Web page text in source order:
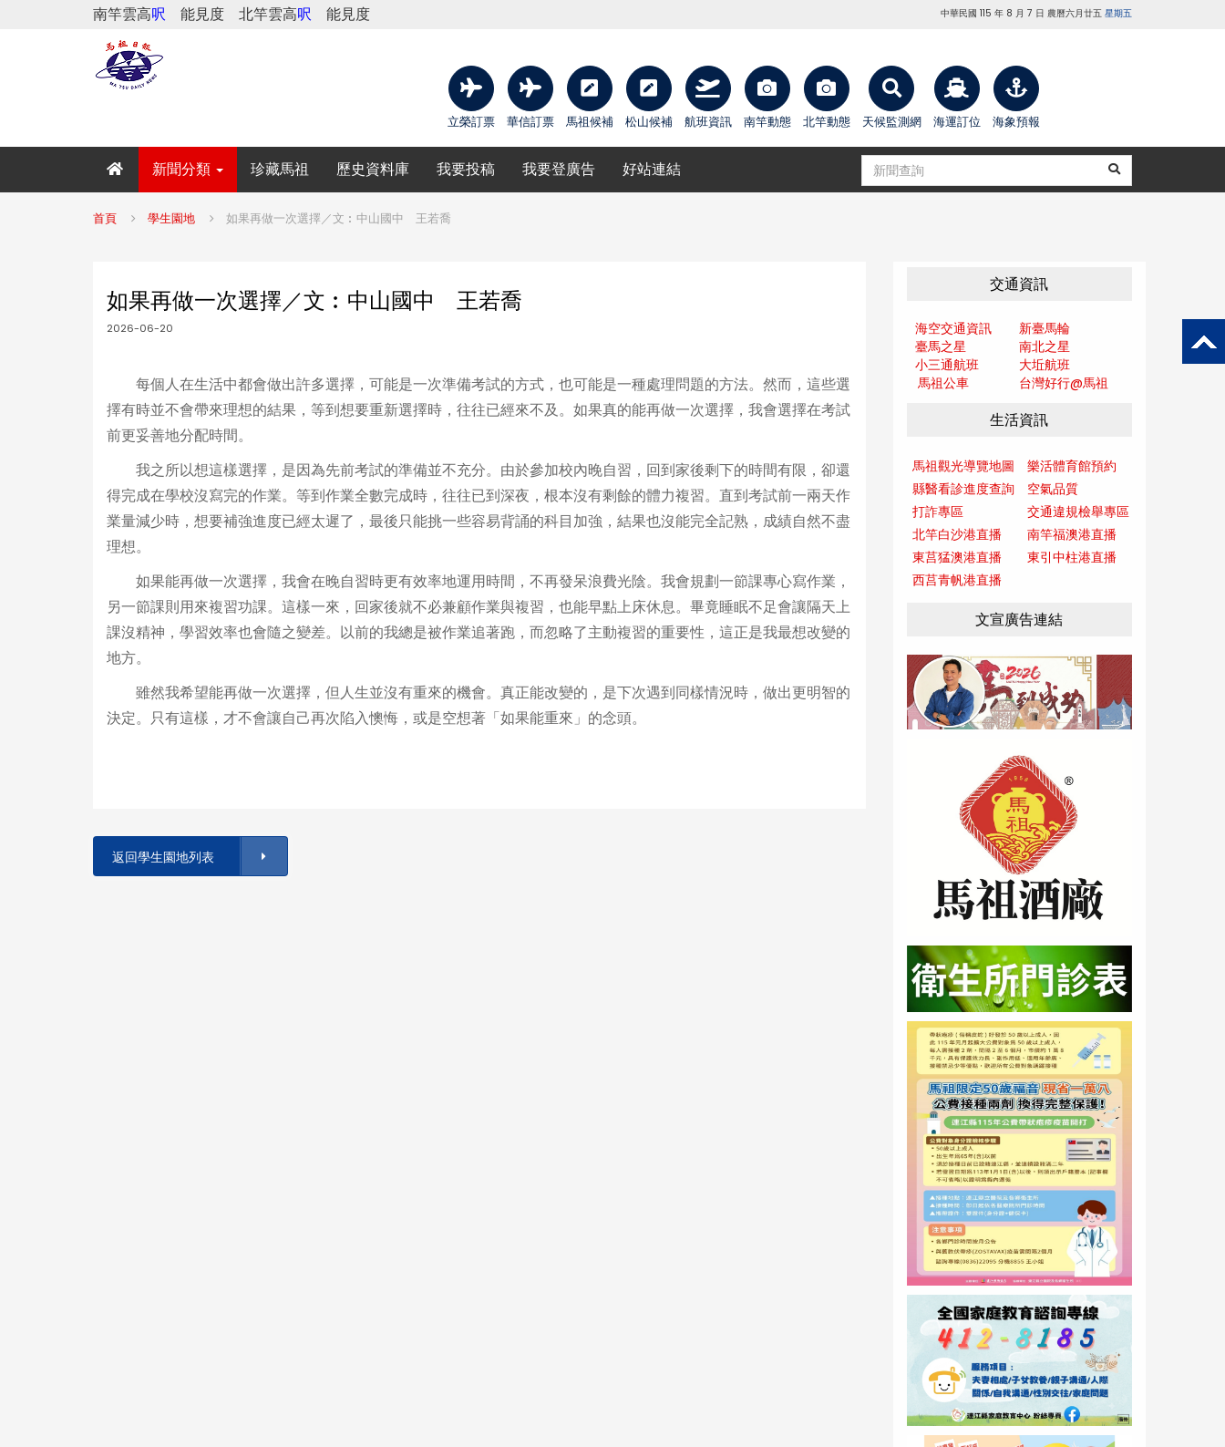
南竿雲高呎 能見度 北竿雲高呎 能見度 中華民國 115 年 8 月 7 日 農曆六月廿五 星期五
立榮訂票 華信訂票 馬祖候補 松山候補 航班資訊 南竿動態 北竿動態 天候監測網 海運訂位 海象預報
新聞分類 珍藏馬祖 歷史資料庫 我要投稿 我要登廣告 好站連結
首頁 學生園地 如果再做一次選擇／文︰中山國中 王若喬
如果再做一次選擇／文︰中山國中 王若喬
2026-06-20
每個人在生活中都會做出許多選擇，可能是一次準備考試的方式，也可能是一種處理問題的方法。然而，這些選
擇有時並不會帶來理想的結果，等到想要重新選擇時，往往已經來不及。如果真的能再做一次選擇，我會選擇在考試
前更妥善地分配時間。
我之所以想這樣選擇，是因為先前考試的準備並不充分。由於參加校內晚自習，回到家後剩下的時間有限，卻還
得完成在學校沒寫完的作業。等到作業全數完成時，往往已到深夜，根本沒有剩餘的體力複習。直到考試前一兩天作
業量減少時，想要補強進度已經太遲了，最後只能挑一些容易背誦的科目加強，結果也沒能完全記熟，成績自然不盡
理想。
如果能再做一次選擇，我會在晚自習時更有效率地運用時間，不再發呆浪費光陰。我會規劃一節課專心寫作業，
另一節課則用來複習功課。這樣一來，回家後就不必兼顧作業與複習，也能早點上床休息。畢竟睡眠不足會讓隔天上
課沒精神，學習效率也會隨之變差。以前的我總是被作業追著跑，而忽略了主動複習的重要性，這正是我最想改變的
地方。
雖然我希望能再做一次選擇，但人生並沒有重來的機會。真正能改變的，是下次遇到同樣情況時，做出更明智的
決定。只有這樣，才不會讓自己再次陷入懊悔，或是空想著「如果能重來」的念頭。
返回學生園地列表
交通資訊
海空交通資訊
新臺馬輪
臺馬之星
南北之星
小三通航班
大坵航班
馬祖公車
台灣好行@馬祖
生活資訊
馬祖觀光導覽地圖
樂活體育館預約
縣醫看診進度查詢
空氣品質
打詐專區
交通違規檢舉專區
北竿白沙港直播
南竿福澳港直播
東莒猛澳港直播
東引中柱港直播
西莒青帆港直播
文宣廣告連結